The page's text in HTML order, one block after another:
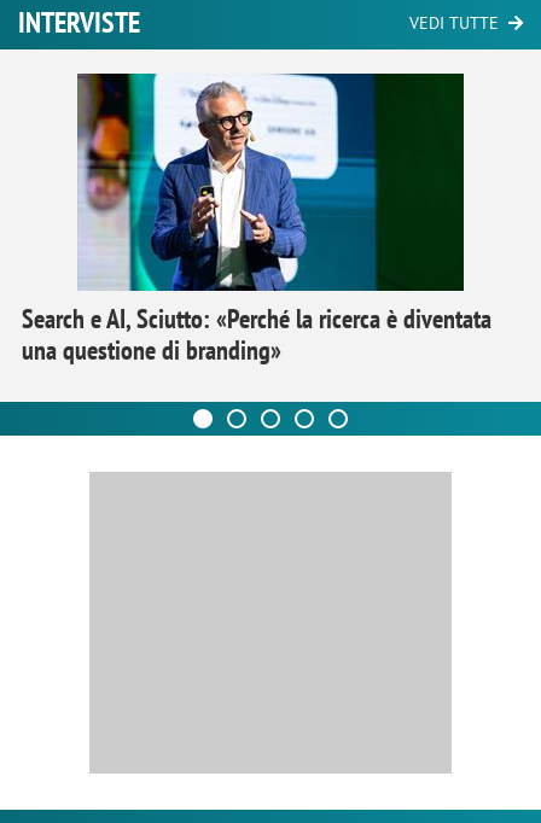
INTERVISTE VEDI TUTTE
Search e AI, Sciutto: «Perché la ricerca è diventata
una questione di branding»